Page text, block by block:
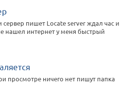
пишет Locate server ждал час и
нашел интернет у меня быстрый
просмотре ничего нет пишут папка